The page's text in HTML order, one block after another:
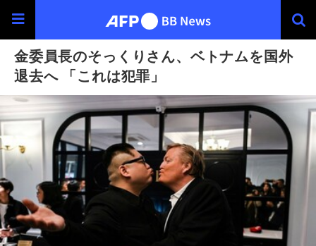
金委員長のそっくりさん、ベトナムを国外
退去へ 「これは犯罪」